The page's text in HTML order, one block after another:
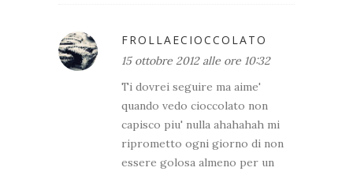
FROLLAECIOCCOLATO
15 ottobre 2012 alle ore 10:32
Ti dovrei seguire ma aime'
quando vedo cioccolato non
capisco piu' nulla ahahahah mi
riprometto ogni giorno di non
essere golosa almeno per un